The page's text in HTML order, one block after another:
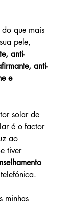
do que mais
pele,
anti-
anti-
e
solar de
é o factor
ao
tiver
minhas